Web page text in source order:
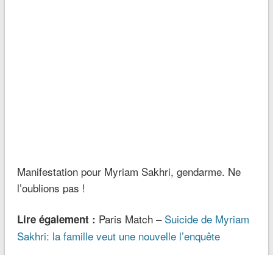
Manifestation pour Myriam Sakhri, gendarme. Ne
l’oublions pas !
Lire également : Paris Match – Suicide de Myriam
Sakhri: la famille veut une nouvelle l’enquête